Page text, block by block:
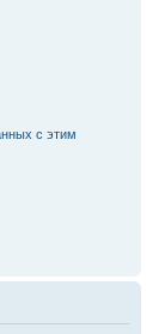
с этим